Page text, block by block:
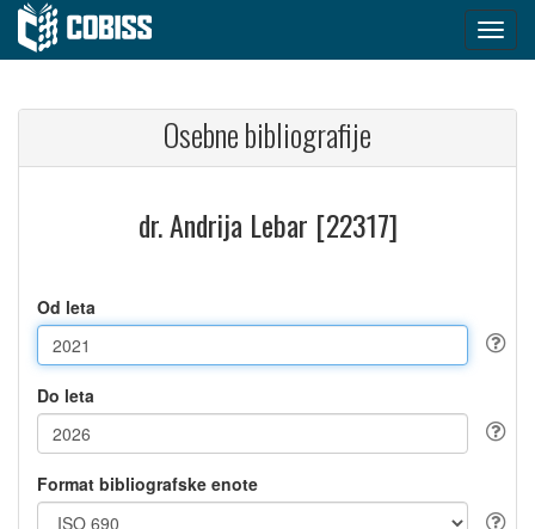
Osebne bibliografije
dr. Andrija Lebar [22317]
Od leta
Do leta
Format bibliografske enote